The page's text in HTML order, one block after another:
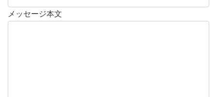
メッセージ本文